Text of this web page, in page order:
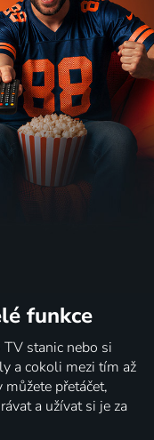
funkce
stanic nebo si
a cokoli mezi tím až
přetáčet,
a užívat si je za